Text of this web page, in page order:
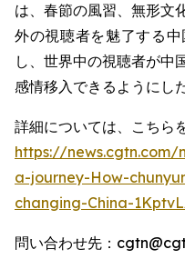
は、春節の風習、無形文
外の視聴者を魅了する
し、世界中の視聴者が中
感情移入できるようにした
詳細については、こちら
https://
a-journey-How-
changing-China-
問い合わせ先：